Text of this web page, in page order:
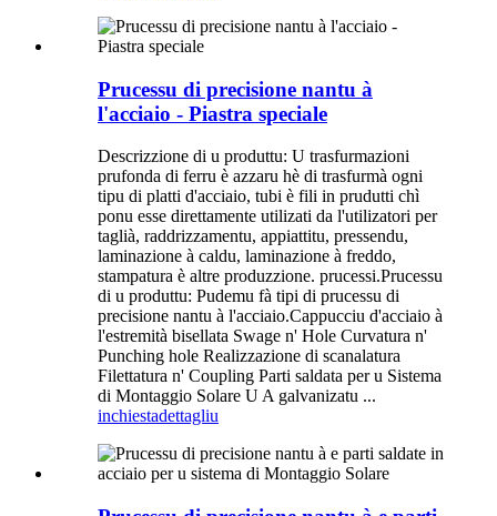
Prucessu di precisione nantu à
l'acciaio - Piastra speciale
Descrizzione di u produttu: U trasfurmazioni
prufonda di ferru è azzaru hè di trasfurmà ogni
tipu di platti d'acciaio, tubi è fili in prudutti chì
ponu esse direttamente utilizati da l'utilizatori per
taglià, raddrizzamentu, appiattitu, pressendu,
laminazione à caldu, laminazione à freddo,
stampatura è altre produzzione. prucessi.Prucessu
di u produttu: Pudemu fà tipi di prucessu di
precisione nantu à l'acciaio.Cappucciu d'acciaio à
l'estremità bisellata Swage n' Hole Curvatura n'
Punching hole Realizzazione di scanalatura
Filettatura n' Coupling Parti saldata per u Sistema
di Montaggio Solare U A galvanizatu ...
inchiestadettagliu